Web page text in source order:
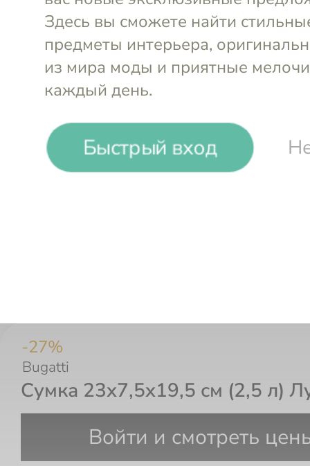
Быстрый вход
-27%
Сумка 23x7,5x19,5 см (2,5 л)
Bugatti
Войти и смотреть